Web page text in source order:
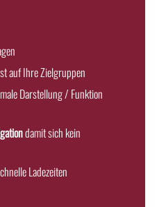
auf Ihre Zielgruppen
Darstellung / Funktion
damit sich kein
Ladezeiten